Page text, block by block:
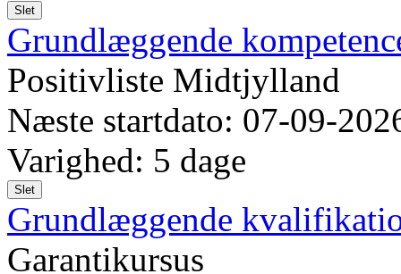
Slet
Grundlæggende
Positivliste Midtjylland
Næste startdato: 07-09-
Varighed: 5 dage
Slet
Grundlæggende
Garantikursus